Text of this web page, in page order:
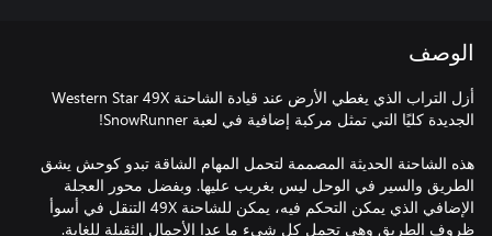
الوصف
أزل التراب الذي يغطي الأرض عند قيادة الشاحنة Western Star 49X
هذه الشاحنة الحديثة المصممة لتحمل المهام الشاقة تبدو كوحش يشق
الطريق والسير في الوحل ليس بغريب عليها. وبفضل محور العجلة
الإضافي الذي يمكن التحكم فيه، يمكن للشاحنة 49X التنقل في أسوأ